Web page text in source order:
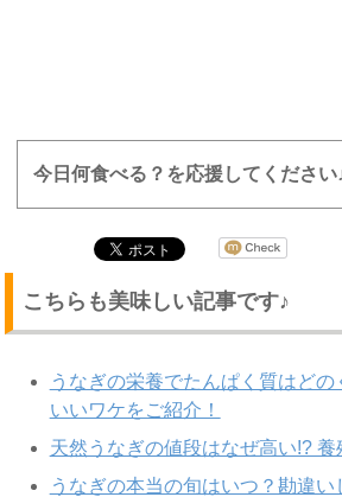
今日何食べる？を応援してください
こちらも美味しい記事です♪
うなぎの栄養でたんぱく質はどの
いいワケをご紹介！
天然うなぎの値段はなぜ高い!?
うなぎの本当の旬はいつ？勘違い